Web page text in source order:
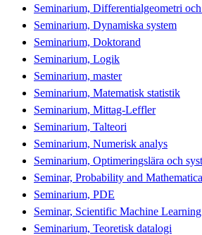
Seminarium, Differentialgeometri
Seminarium, Dynamiska system
Seminarium, Doktorand
Seminarium, Logik
Seminarium, master
Seminarium, Matematisk statistik
Seminarium, Mittag-Leffler
Seminarium, Talteori
Seminarium, Numerisk analys
Seminarium, Optimeringslära och
Seminar, Probability and
Seminarium, PDE
Seminar, Scientific Machine Learning
Seminarium, Teoretisk datalogi